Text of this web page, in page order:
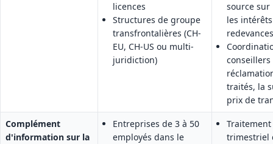
licences
Structures de groupe
transfrontalières (CH-
EU, CH-US ou multi-
juridiction)
source sur
les
redevances
traités, la
prix de
Complément
d'information sur la
Entreprises de 3 à 50
employés dans le
trimestriel